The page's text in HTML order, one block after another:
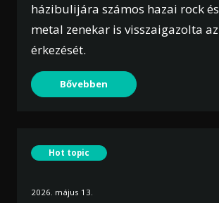
házibulijára számos hazai rock és
metal zenekar is visszaigazolta az
érkezését.
Bővebben
Hot topic
2026. május 13.